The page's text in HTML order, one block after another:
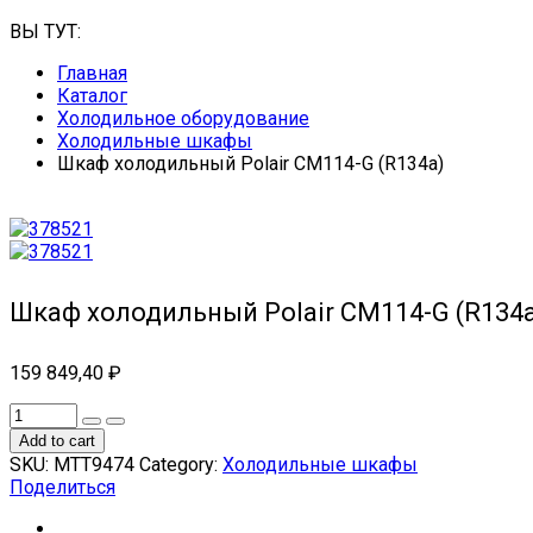
ВЫ ТУТ:
Главная
Каталог
Холодильное оборудование
Холодильные шкафы
Шкаф холодильный Polair CM114-G (R134a)
Шкаф холодильный Polair CM114-G
159 849,40 ₽
Add to cart
SKU: МТТ9474 Category: Холодильные шкафы
Поделиться